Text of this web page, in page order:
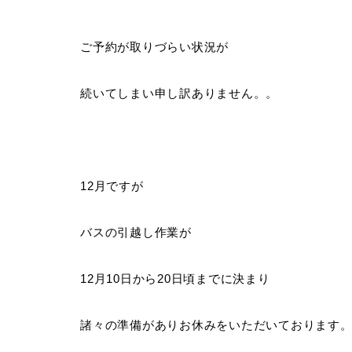
ご予約が取りづらい状況が
続いてしまい申し訳ありません。。
12月ですが
バスの引越し作業が
12 月 10日から 20日頃までに決まり
諸々の準備がありお休みをいただいております。